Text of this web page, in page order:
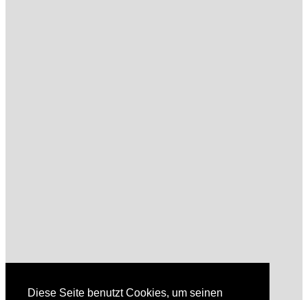
Diese Seite benutzt Cookies, um seinen